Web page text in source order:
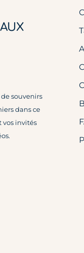
souvenirs
dans ce
vos invités